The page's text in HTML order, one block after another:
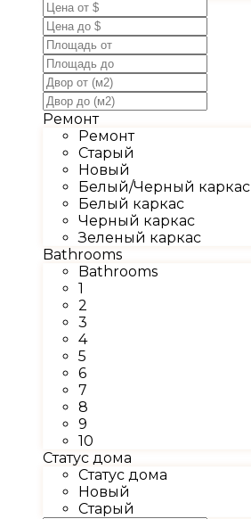
Ремонт
Ремонт
Старый
Новый
Белый/Черный каркас
Белый каркас
Черный каркас
Зеленый каркас
Bathrooms
Bathrooms
1
2
3
4
5
6
7
8
9
10
Статус дома
Статус дома
Новый
Старый